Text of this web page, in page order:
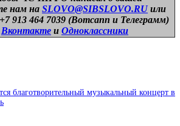
нам на SLOVO@SIBSLOVO.RU или
913 464 7039 (Вотсапп и Телеграмм)
Вконтакте и Одноклассники
благотворительный музыкальный концерт в